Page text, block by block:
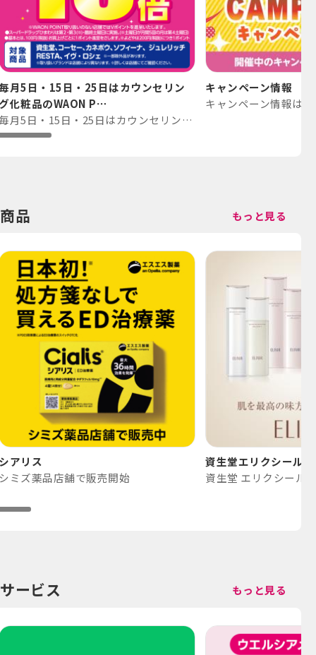
月5日・15日・25日はカウンセリン
化粧品のWAON P⋯
毎月5日・15日・25日はカウンセリング化粧品のWAON POINTが10倍
キャンペーン情報
キャンペーン情報は
商品 もっと見る
アリス
ミズ薬品店舗で販売開始
資生堂エリクシール
資生堂 エリクシール
サービス もっと見る